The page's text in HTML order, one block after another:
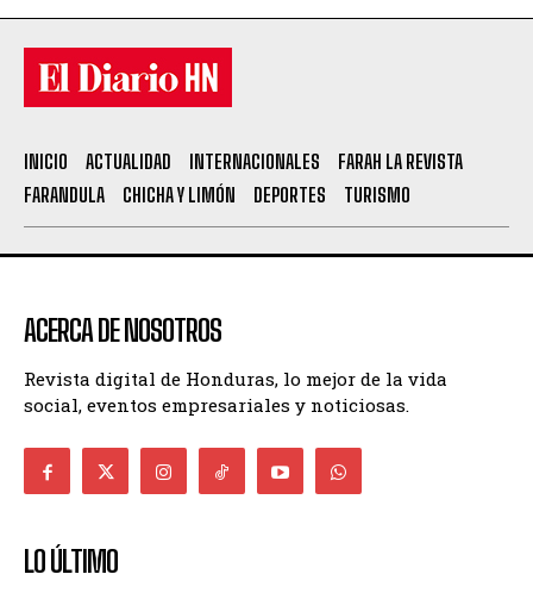
INICIO ACTUALIDAD INTERNACIONALES
FARAH LA REVISTA
FARANDULA
CHICHA Y LIMÓN DEPORTES TURISMO
ACERCA DE NOSOTROS
Revista digital de Honduras, lo mejor de la vida
social, eventos empresariales y noticiosas.
LO ÚLTIMO